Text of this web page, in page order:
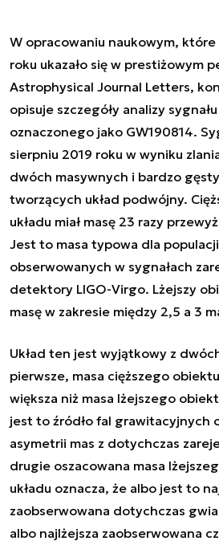
W opracowaniu naukowym,
roku ukazało się w prestiżowym
Astrophysical Journal Letters,
opisuje szczegóły analizy
oznaczonego jako GW190814.
sierpniu 2019 roku w wyniku
dwóch masywnych i bardzo
tworzących układ podwójny.
układu miał masę 23 razy
Jest to masa typowa dla
obserwowanych w sygnałach
detektory LIGO-Virgo. Lżejszy
masę w zakresie między 2,5 a 3
Układ ten jest wyjątkowy z
pierwsze, masa cięższego
większa niż masa lżejszego
jest to źródło fal grawitacyjnych
asymetrii mas z dotychczas
drugie oszacowana masa
układu oznacza, że albo jest to
zaobserwowana dotychczas
albo najlżejsza zaobserwowana